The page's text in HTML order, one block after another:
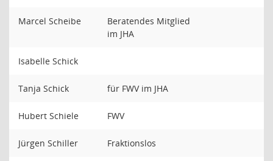
Marcel Scheibe
Beratendes Mitglied
im JHA
Isabelle Schick
Tanja Schick für FWV im JHA
Hubert Schiele FWV
Jürgen Schiller Fraktionslos